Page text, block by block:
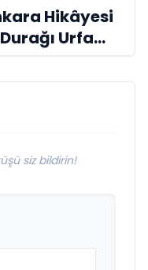
Hikâyesi
Urfa
siz bildirin!